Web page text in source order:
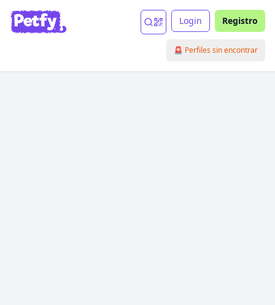
Login Registro
🚨 Perfiles sin encontrar